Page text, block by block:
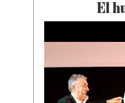
El